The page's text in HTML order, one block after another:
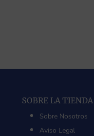
SOBRE LA TIENDA
Sobre Nosotros
Aviso Legal